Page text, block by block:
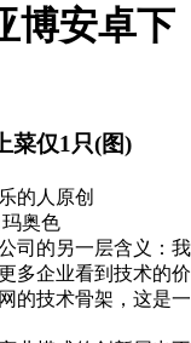
博安卓下
菜仅1只(图)
的人 原创
奥色
的另一层含义：我
更多企业看到技术的价
的技术骨架，这是一